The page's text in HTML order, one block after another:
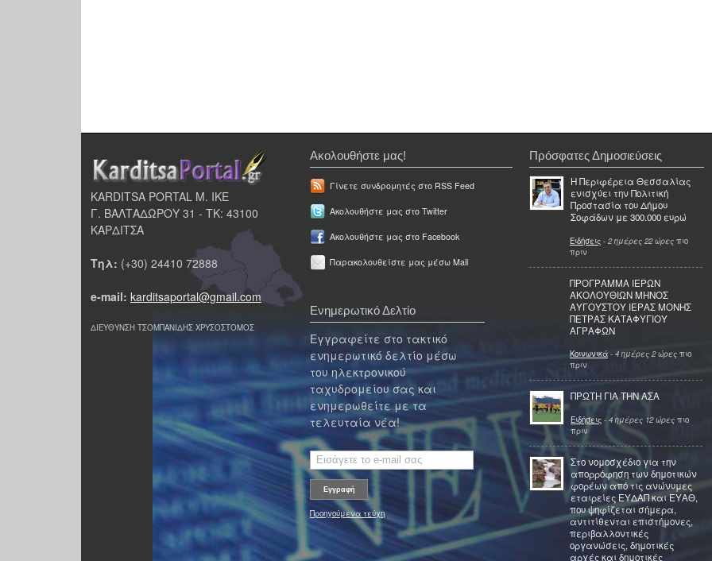
KARDITSA PORTAL Μ. ΙΚΕ
Γ. ΒΑΛΤΑΔΩΡΟΥ 31 - ΤΚ: 43100
ΚΑΡΔΙΤΣΑ
Τηλ: (+30) 24410 72888
e-mail: karditsaportal@gmail.com
ΔΙΕΥΘΥΝΣΗ ΤΣΟΜΠΑΝΙΔΗΣ ΧΡΥΣΟΣΤΟΜΟΣ
Ακολουθήστε μας!
Γίνετε συνδρομητές στο RSS Feed
Ακολουθήστε μας στο Twitter
Ακολουθήστε μας στο Facebook
Παρακολουθείστε μας μέσω Mail
Ενημερωτικό Δελτίο
Εγγραφείτε στο τακτικό
ενημερωτικό δελτίο μέσω
του ηλεκτρονικού
ταχυδρομείου σας και
ενημερωθείτε με τα
τελευταία νέα!
Προηγούμενα τεύχη
Πρόσφατες Δημοσιεύσεις
Η Περιφέρεια Θεσσαλίας
ενισχύει την Πολιτική
Προστασία του Δήμου
Σοφάδων με 300.000 ευρώ
Ειδήσεις - 2 ημέρες 22 ώρες πιο
πριν
ΠΡΟΓΡΑΜΜΑ ΙΕΡΩΝ
ΑΚΟΛΟΥΘΙΩΝ ΜΗΝΟΣ
ΑΥΓΟΥΣΤΟΥ ΙΕΡΑΣ ΜΟΝΗΣ
ΠΕΤΡΑΣ ΚΑΤΑΦΥΓΙΟΥ
ΑΓΡΑΦΩΝ
Κοινωνικά - 4 ημέρες 2 ώρες πιο
πριν
ΠΡΩΤΗ ΓΙΑ ΤΗΝ ΑΣΑ
Ειδήσεις - 4 ημέρες 12 ώρες πιο
πριν
Στο νομοσχέδιο για την
απορρόφηση των δημοτικών
φορέων από τις ανώνυμες
εταιρείες ΕΥΔΑΠ και ΕΥΑΘ,
που ψηφίζεται σήμερα,
αντιτίθενται επιστήμονες,
περιβαλλοντικές
οργανώσεις, δημοτικές
αρχές και δημοτικές